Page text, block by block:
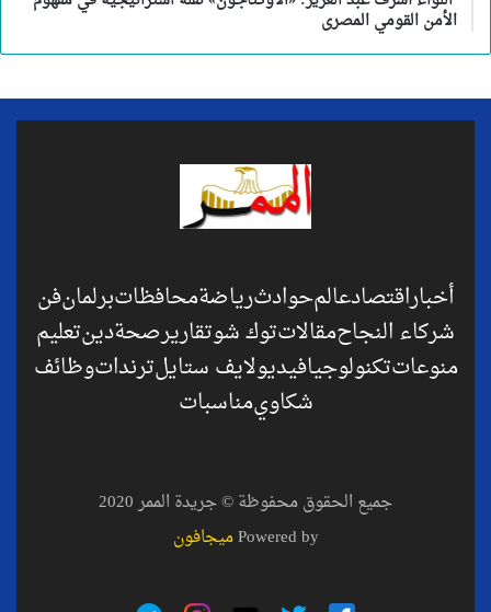
الأمن القومي المصرى
أخباراقتصادعالمحوادثرياضةمحافظاتبرلمانفن
شركاء النجاحمقالاتتوك شوتقاريرصحةدينتعليم
منوعاتتكنولوجيافيديولايف ستايلترنداتوظائف
شكاويمناسبات
جميع الحقوق محفوظة © جريدة الممر 2020
Powered byميجافون